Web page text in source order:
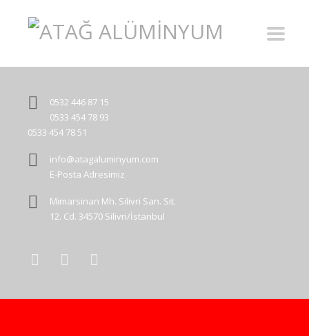
0532 446 87 15
0533 454 78 93
0533 454 78 51
info@atagaluminyum.com
E-Posta Adresimiz
Mimarsinan Mh. Silivri San. Sit.
12. Cd. 34570 Silivri/İstanbul